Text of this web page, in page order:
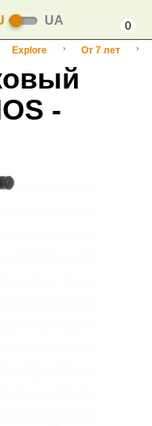
UA 0
Explore От 7 лет
-